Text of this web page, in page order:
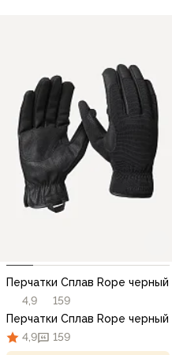
Перчатки Сплав Rope черный
4,9
159
Перчатки Сплав Rope черный
4,9
159